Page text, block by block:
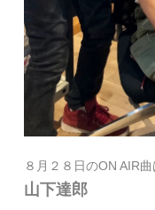
８月２８日のON AIR曲
山下達郎